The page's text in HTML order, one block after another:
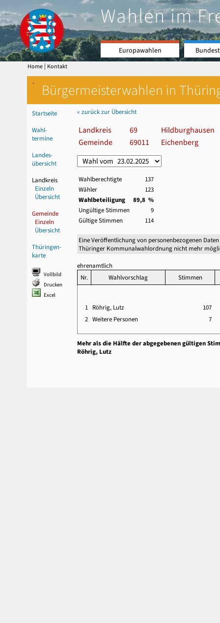
Wahlen im
Europawahlen
Home | Kontakt
` Bürgermeisterwahlen in
Startseite
Wahl-
termine
Landes-
übersicht
Landkreis
Einzeln
Übersicht
Gemeinde
Einzeln
Übersicht
Thüringen-
karte
Vollbild
Drucken
Excel
« zurück zur Übersicht
Landkreis 69
Hildburghausen
Gemeinde
69011 Eichenberg
Wahlberechtigte
137
Wähler
123
Wahlbeteiligung
89,8 %
Ungültige Stimmen
9
Gültige Stimmen
114
Eine Veröffentlichung von personenbezogenen
Thüringer Kommunalwahlordnung nicht mehr
ehrenamtlich
Nr.
Wahlvorschlag Stimmen
1 Röhrig, Lutz
107
2 Weitere Personen 7
Mehr als die Hälfte der abgegebenen gültigen
Röhrig, Lutz